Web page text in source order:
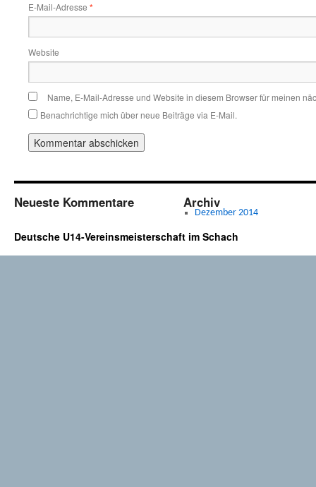
E-Mail-Adresse *
Website
Name, E-Mail-Adresse und Website in diesem Browser für meinen
Benachrichtige mich über neue Beiträge via E-Mail.
Neueste Kommentare Archiv
Dezember 2014
Deutsche U14-Vereinsmeisterschaft im Schach